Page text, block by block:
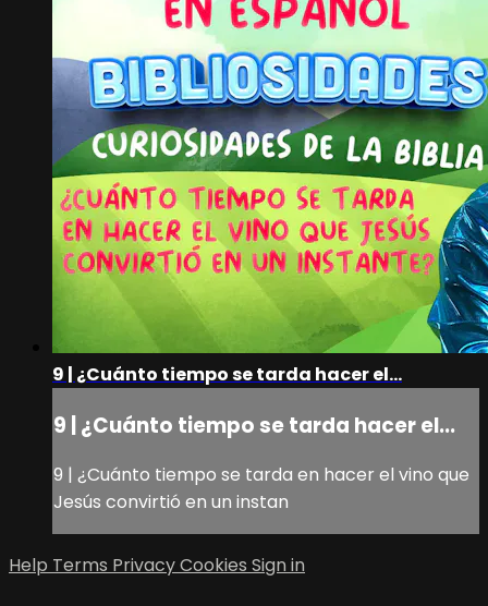
9 | ¿Cuánto tiempo se tarda hacer el...
9 | ¿Cuánto tiempo se tarda hacer el...
9 | ¿Cuánto tiempo se tarda en hacer el vino que
Jesús convirtió en un instan
Help Terms PrivacyCookies Sign in